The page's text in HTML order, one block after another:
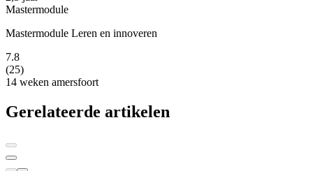
Mastermodule
Mastermodule Leren en innoveren
7.8
(25)
14 weken amersfoort
Gerelateerde artikelen